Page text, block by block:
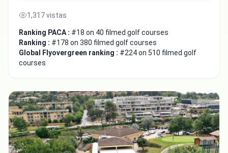
1,317 vistas
Ranking PACA : #18 on 40 filmed golf courses
Ranking : #178 on 380 filmed golf courses
Global Flyovergreen ranking : #224 on 510 filmed golf
courses